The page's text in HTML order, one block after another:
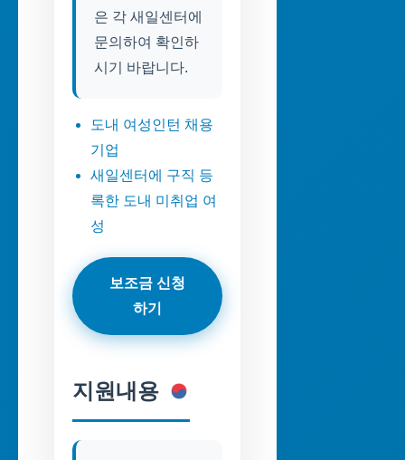
은 각 새일센터에
문의하여 확인하
시기 바랍니다.
도내 여성인턴 채용
기업
새일센터에 구직 등
록한 도내 미취업 여
성
보조금 신청
하기
지원내용